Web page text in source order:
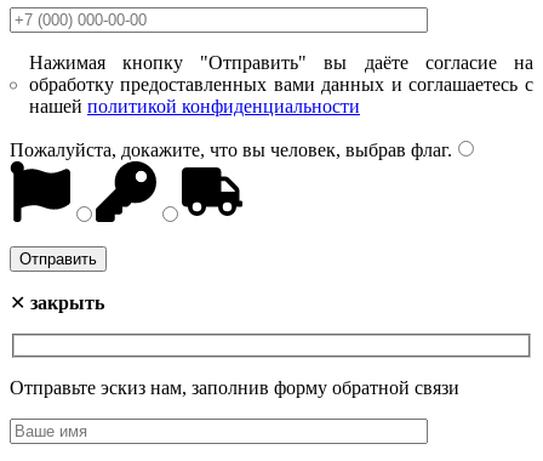
Нажимая кнопку "Отправить" вы даёте согласие на
обработку предоставленных вами данных и соглашаетесь с
нашей политикой конфиденциальности
Пожалуйста, докажите, что вы человек, выбрав флаг.
✕ закрыть
Отправьте эскиз нам, заполнив форму обратной связи